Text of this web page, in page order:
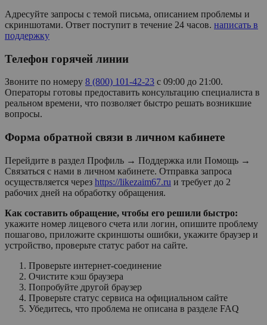
Адресуйте запросы с темой письма, описанием проблемы и
скриншотами. Ответ поступит в течение 24 часов. написать в
поддержку
Телефон горячей линии
Звоните по номеру 8 (800) 101-42-23 с 09:00 до 21:00.
Операторы готовы предоставить консультацию специалиста в
реальном времени, что позволяет быстро решать возникшие
вопросы.
Форма обратной связи в личном кабинете
Перейдите в раздел Профиль → Поддержка или Помощь →
Связаться с нами в личном кабинете. Отправка запроса
осуществляется через https://likezaim67.ru и требует до 2
рабочих дней на обработку обращения.
Как составить обращение, чтобы его решили быстро:
укажите номер лицевого счета или логин, опишите проблему
пошагово, приложите скриншоты ошибки, укажите браузер и
устройство, проверьте статус работ на сайте.
Проверьте интернет-соединение
Очистите кэш браузера
Попробуйте другой браузер
Проверьте статус сервиса на официальном сайте
Убедитесь, что проблема не описана в разделе FAQ